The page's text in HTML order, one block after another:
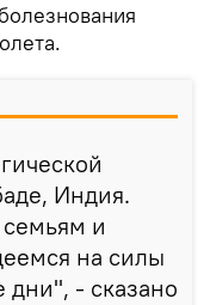
Индия.
и
на силы
дни", - сказано